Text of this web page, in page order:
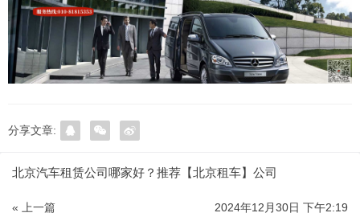
分享文章:
北京汽车租赁公司哪家好？推荐【北京租车】公司
« 上一篇 2024年12月30日 下午2:19